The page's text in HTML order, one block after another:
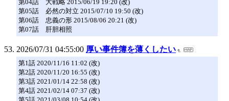
第04話 大戦略 2015/06/19 19:20 (改)
第05話 必然の対立 2015/07/10 19:50 (改)
第06話 忠義の形 2015/08/06 20:21 (改)
第07話 肝胆相照
2026/07/31 04:55:00 厚い事件簿を薄くしたい
第1話 2020/11/16 11:02 (改)
第2話 2020/11/20 16:55 (改)
第3話 2021/01/14 22:58 (改)
第4話 2021/02/14 07:37 (改)